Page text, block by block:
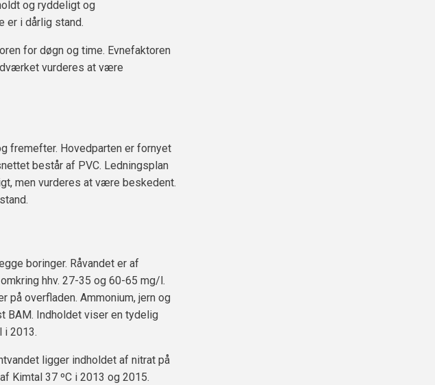
og ryddeligt og
er i dårlig stand.
for døgn og time. Evnefaktoren
vurderes at være
fremefter. Hovedparten er fornyet
består af PVC. Ledningsplan
men vurderes at være beskedent.
boringer. Råvandet er af
hhv. 27-35 og 60-65 mg/l.
på overfladen. Ammonium, jern og
BAM. Indholdet viser en tydelig
i 2013.
ligger indholdet af nitrat på
Kimtal 37 ºC i 2013 og 2015.